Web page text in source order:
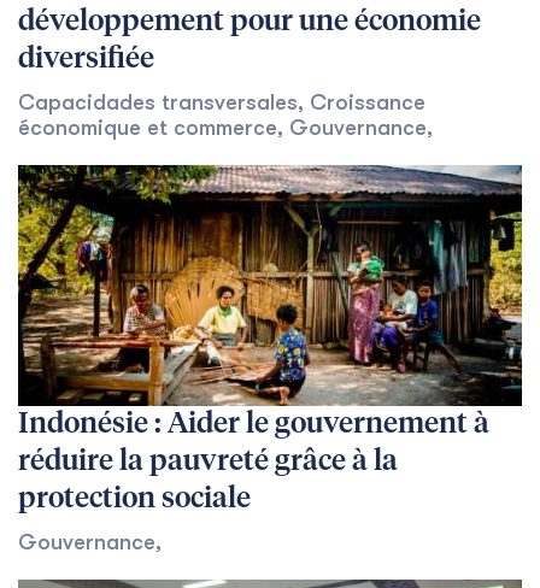
développement pour une économie
diversifiée
Capacidades transversales, Croissance
économique et commerce, Gouvernance,
Indonésie : Aider le gouvernement à
réduire la pauvreté grâce à la
protection sociale
Gouvernance,